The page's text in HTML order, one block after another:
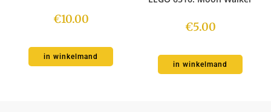
€10.00
in winkelmand
€5.00
in winkelmand